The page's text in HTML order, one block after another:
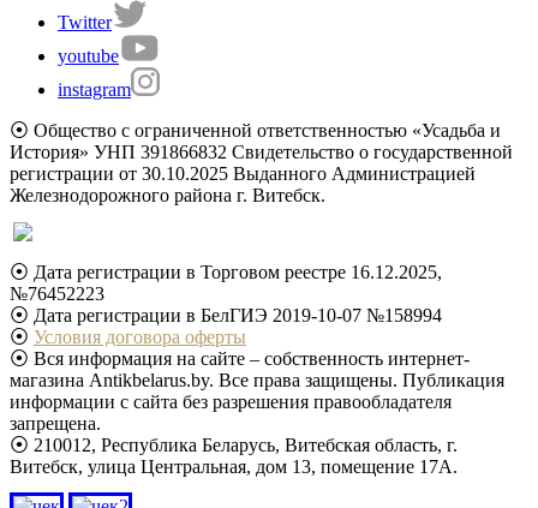
Twitter
youtube
instagram
⦿ Общество с ограниченной ответственностью «Усадьба и
История» УНП 391866832 Свидетельство о государственной
регистрации от 30.10.2025 Выданного Администрацией
Железнодорожного района г. Витебск.
⦿ Дата регистрации в Торговом реестре 16.12.2025,
№76452223
⦿ Дата регистрации в БелГИЭ 2019-10-07 №158994
⦿ Условия договора оферты
⦿ Вся информация на сайте – собственность интернет-
магазина Antikbelarus.by. Все права защищены. Публикация
информации с сайта без разрешения правообладателя
запрещена.
⦿ 210012, Республика Беларусь, Витебская область, г.
Витебск, улица Центральная, дом 13, помещение 17А.